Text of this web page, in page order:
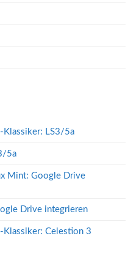
Klassiker: LS3/5a
5a
Mint: Google Drive
Drive integrieren
Klassiker: Celestion 3